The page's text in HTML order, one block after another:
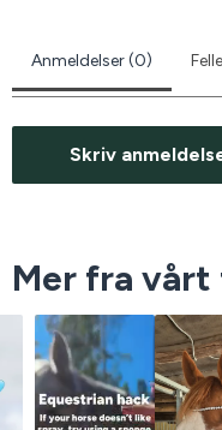
Anmeldelser (0)
Skriv
Mer fra vårt